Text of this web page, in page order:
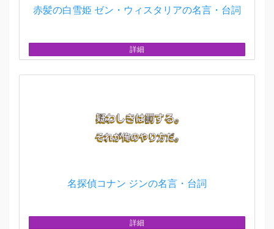
赤髪の白雪姫 ゼン・ウィスタリアの名言・台詞
詳細
名探偵コナン ジンの名言・台詞
詳細